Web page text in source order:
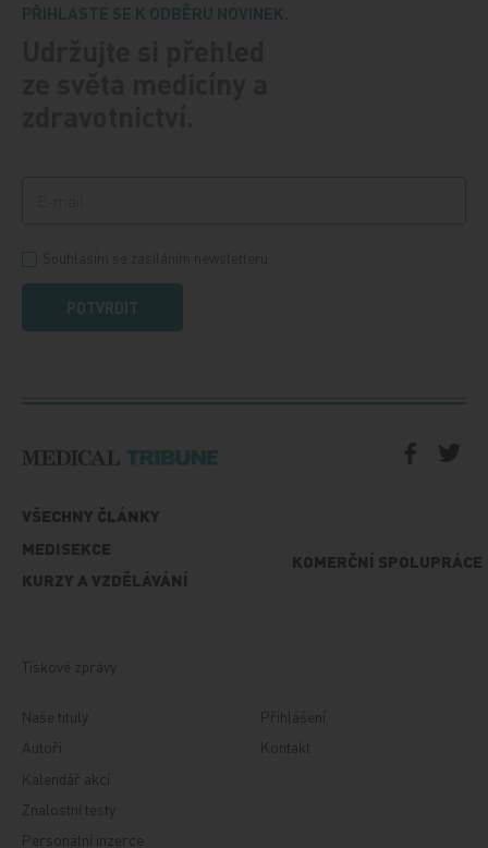
PŘIHLASTE SE K ODBĚRU NOVINEK.
POTVRDIT
VŠECHNY ČLÁNKY
MEDISEKCE
KURZY A VZDĚLÁVÁNÍ
KOMERČNÍ SPOLUPRÁCE
Tiskové zprávy
Naše tituly
Autoři
Kalendář akcí
Znalostní testy
Personální inzerce
Přihlášení
Kontakt